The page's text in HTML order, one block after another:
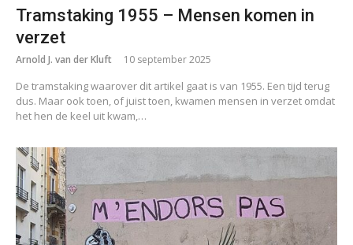
Tramstaking 1955 – Mensen komen in
verzet
Arnold J. van der Kluft 10 september 2025
De tramstaking waarover dit artikel gaat is van 1955. Een tijd terug
dus. Maar ook toen, of juist toen, kwamen mensen in verzet omdat
het hen de keel uit kwam,…